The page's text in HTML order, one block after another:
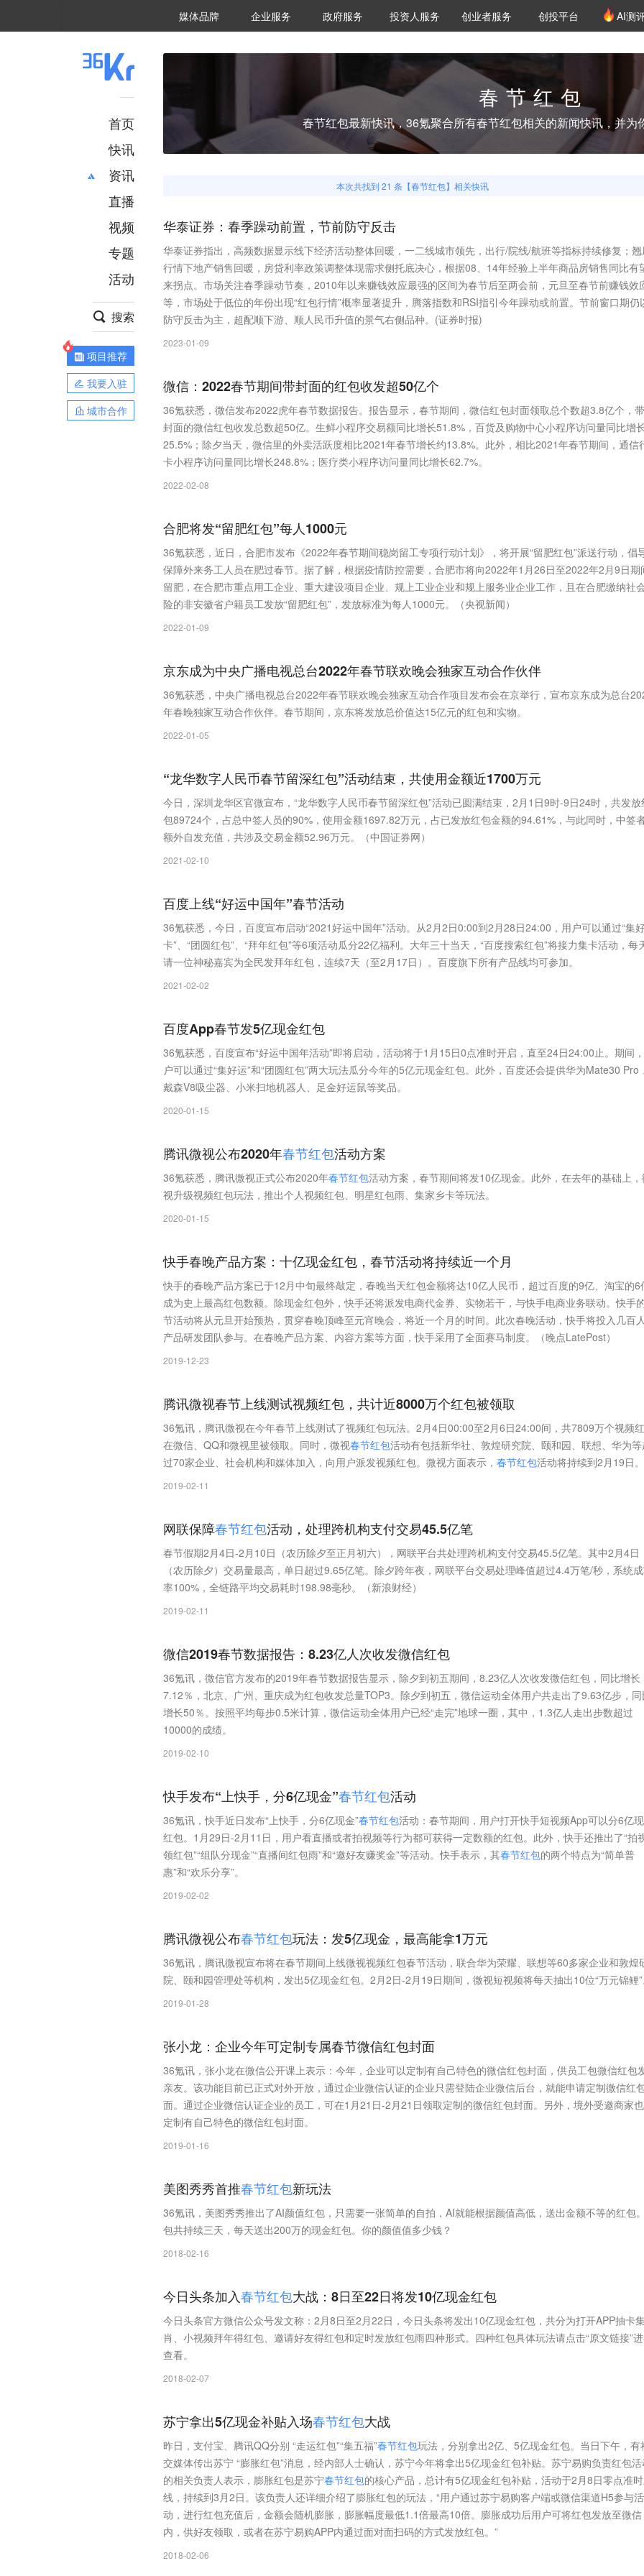
媒体品牌 36Kr研究院
企业服务 城市之窗
政府服务 VClub投资机构库
投资机构职位推介
投资人服务 创投氪堂
创业者服务 创投平台 AI测
首页
快讯
资讯
推荐
财经
项目推荐
安徽
直播
视频
专题
活动
搜索
项目推荐
我要入驻
城市合作
春节红包
春节红包最新快讯，36氪聚合所有春节红包相关的新闻快讯，并为
本次共找到 21 条【春节红包】相关快讯
华泰证券：春季躁动前置，节前防守反击
华泰证券指出，高频数据显示线下经济活动整体回暖，一二线城市领先，出行/院线/航班等指标持续修复；翘
行情下地产销售回暖，房贷利率政策调整体现需求侧托底决心，根据08、14年经验上半年商品房销售同比有
来拐点。市场关注春季躁动节奏，2010年以来赚钱效应最强的区间为春节后至两会前，元旦至春节前赚钱效
等，市场处于低位的年份出现“红包行情”概率显著提升，腾落指数和RSI指引今年躁动或前置。节前窗口期仍
防守反击为主，超配顺下游、顺人民币升值的景气右侧品种。(证券时报)
2023-01-09
微信：2022春节期间带封面的红包收发超50亿个
36氪获悉，微信发布2022虎年春节数据报告。报告显示，春节期间，微信红包封面领取总个数超3.8亿个，
封面的微信红包收发总数超50亿。生鲜小程序交易额同比增长51.8%，百货及购物中心小程序访问量同比增
25.5%；除夕当天，微信里的外卖活跃度相比2021年春节增长约13.8%。此外，相比2021年春节期间，通信
卡小程序访问量同比增长248.8%；医疗类小程序访问量同比增长62.7%。
2022-02-08
合肥将发“留肥红包”每人1000元
36氪获悉，近日，合肥市发布《2022年春节期间稳岗留工专项行动计划》，将开展“留肥红包”派送行动，倡
保障外来务工人员在肥过春节。据了解，根据疫情防控需要，合肥市将向2022年1月26日至2022年2月9日期
留肥，在合肥市重点用工企业、重大建设项目企业、规上工业企业和规上服务业企业工作，且在合肥缴纳社
险的非安徽省户籍员工发放“留肥红包”，发放标准为每人1000元。（央视新闻）
2022-01-09
京东成为中央广播电视总台2022年春节联欢晚会独家互动合作伙伴
36氪获悉，中央广播电视总台2022年春节联欢晚会独家互动合作项目发布会在京举行，宣布京东成为总台
年春晚独家互动合作伙伴。春节期间，京东将发放总价值达15亿元的红包和实物。
2022-01-05
“龙华数字人民币春节留深红包”活动结束，共使用金额近1700万元
今日，深圳龙华区官微宣布，“龙华数字人民币春节留深红包”活动已圆满结束，2月1日9时-9日24时，共发放
包89724个，占总中签人员的90%，使用金额1697.82万元，占已发放红包金额的94.61%，与此同时，中签
额外自发充值，共涉及交易金额52.96万元。（中国证券网）
2021-02-10
百度上线“好运中国年”春节活动
36氪获悉，今日，百度宣布启动“2021好运中国年”活动。从2月2日0:00到2月28日24:00，用户可以通过“集
卡”、“团圆红包”、“拜年红包”等6项活动瓜分22亿福利。大年三十当天，“百度搜索红包”将接力集卡活动，每
请一位神秘嘉宾为全民发拜年红包，连续7天（至2月17日）。百度旗下所有产品线均可参加。
2021-02-02
百度App春节发5亿现金红包
36氪获悉，百度宣布“好运中国年活动”即将启动，活动将于1月15日0点准时开启，直至24日24:00止。期间
户可以通过“集好运”和“团圆红包”两大玩法瓜分今年的5亿元现金红包。此外，百度还会提供华为Mate30 Pro 、
戴森V8吸尘器、小米扫地机器人、足金好运鼠等奖品。
2020-01-15
腾讯微视公布2020年春节红包活动方案
36氪获悉，腾讯微视正式公布2020年春节红包活动方案，春节期间将发10亿现金。此外，在去年的基础上，
视升级视频红包玩法，推出个人视频红包、明星红包雨、集家乡卡等玩法。
2020-01-15
快手春晚产品方案：十亿现金红包，春节活动将持续近一个月
快手的春晚产品方案已于12月中旬最终敲定，春晚当天红包金额将达10亿人民币，超过百度的9亿、淘宝的6
成为史上最高红包数额。除现金红包外，快手还将派发电商代金券、实物若干，与快手电商业务联动。快手
节活动将从元旦开始预热，贯穿春晚顶峰至元宵晚会，将近一个月的时间。此次春晚活动，快手将投入几百
产品研发团队参与。在春晚产品方案、内容方案等方面，快手采用了全面赛马制度。（晚点LatePost）
2019-12-23
腾讯微视春节上线测试视频红包，共计近8000万个红包被领取
36氪讯，腾讯微视在今年春节上线测试了视频红包玩法。2月4日00:00至2月6日24:00间，共7809万个视频
在微信、QQ和微视里被领取。同时，微视春节红包活动有包括新华社、敦煌研究院、颐和园、联想、华为等
过70家企业、社会机构和媒体加入，向用户派发视频红包。微视方面表示， 春节红包活动将持续到2月19日。
2019-02-11
网联保障春节红包活动，处理跨机构支付交易45.5亿笔
春节假期2月4日-2月10日（农历除夕至正月初六），网联平台共处理跨机构支付交易45.5亿笔。其中2月4日
（农历除夕）交易量最高，单日超过9.65亿笔。除夕跨年夜，网联平台交易处理峰值超过4.4万笔/秒，系统
率100%，全链路平均交易耗时198.98毫秒。（新浪财经）
2019-02-11
微信2019春节数据报告：8.23亿人次收发微信红包
36氪讯，微信官方发布的2019年春节数据报告显示，除夕到初五期间，8.23亿人次收发微信红包，同比增长
7.12％，北京、广州、重庆成为红包收发总量TOP3。除夕到初五，微信运动全体用户共走出了9.63亿步，同
增长50％。按照平均每步0.5米计算，微信运动全体用户已经“走完”地球一圈，其中，1.3亿人走出步数超过
10000的成绩。
2019-02-10
快手发布“上快手，分6亿现金”春节红包活动
36氪讯，快手近日发布“上快手，分6亿现金”春节红包活动：春节期间，用户打开快手短视频App可以分6亿
红包。1月29日-2月11日，用户看直播或者拍视频等行为都可获得一定数额的红包。此外，快手还推出了“拍
领红包”“组队分现金”“直播间红包雨”和“邀好友赚奖金”等活动。快手表示，其春节红包的两个特点为“简单普
惠”和“欢乐分享”。
2019-02-02
腾讯微视公布春节红包玩法：发5亿现金，最高能拿1万元
36氪讯，腾讯微视宣布将在春节期间上线微视视频红包春节活动，联合华为荣耀、联想等60多家企业和敦煌
院、颐和园管理处等机构，发出5亿现金红包。2月2日-2月19日期间，微视短视频将每天抽出10位“万元锦鲤”
2019-01-28
张小龙：企业今年可定制专属春节微信红包封面
36氪讯，张小龙在微信公开课上表示：今年，企业可以定制有自己特色的微信红包封面，供员工包微信红包
亲友。该功能目前已正式对外开放，通过企业微信认证的企业只需登陆企业微信后台，就能申请定制微信红
面。通过企业微信认证企业的员工，可在1月21日-2月21日领取定制的微信红包封面。另外，境外受邀商家
定制有自己特色的微信红包封面。
2019-01-16
美图秀秀首推春节红包新玩法
36氪讯，美图秀秀推出了AI颜值红包，只需要一张简单的自拍，AI就能根据颜值高低，送出金额不等的红包
包共持续三天，每天送出200万的现金红包。你的颜值值多少钱？
2018-02-16
今日头条加入春节红包大战：8日至22日将发10亿现金红包
今日头条官方微信公众号发文称：2月8日至2月22日，今日头条将发出10亿现金红包，共分为打开APP抽卡
肖、小视频拜年得红包、邀请好友得红包和定时发放红包雨四种形式。四种红包具体玩法请点击“原文链接”
查看。
2018-02-07
苏宁拿出5亿现金补贴入场春节红包大战
昨日，支付宝、腾讯QQ分别 “走运红包”“集五福”春节红包玩法，分别拿出2亿、5亿现金红包。当日下午，有
交媒体传出苏宁 “膨胀红包”消息，经内部人士确认，苏宁今年将拿出5亿现金红包补贴。苏宁易购负责红包活
的相关负责人表示，膨胀红包是苏宁春节红包的核心产品，总计有5亿现金红包补贴，活动于2月8日零点准
线，持续到3月2日。该负责人还详细介绍了膨胀红包的玩法，“用户通过苏宁易购客户端或微信渠道H5参与活
动，进行红包充值后，金额会随机膨胀，膨胀幅度最低1.1倍最高10倍。膨胀成功后用户可将红包发放至微信
内，供好友领取，或者在苏宁易购APP内通过面对面扫码的方式发放红包。”
2018-02-06